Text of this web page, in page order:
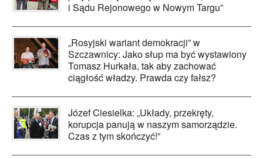
i Sądu Rejonowego w Nowym Targu”
„Rosyjski wariant demokracji” w
Szczawnicy: Jako słup ma być wystawiony
Tomasz Hurkała, tak aby zachować
ciągłość władzy. Prawda czy fałsz?
Józef Ciesielka: „Układy, przekręty,
korupcja panują w naszym samorządzie.
Czas z tym skończyć!”